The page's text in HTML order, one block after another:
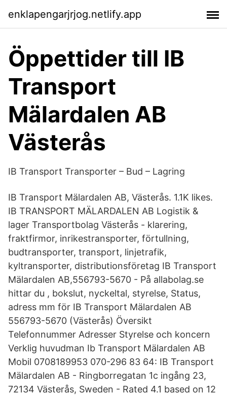
enklapengarjrjog.netlify.app
Öppettider till IB
Transport
Mälardalen AB
Västerås
IB Transport Transporter – Bud – Lagring
IB Transport Mälardalen AB, Västerås. 1.1K likes.
IB TRANSPORT MÄLARDALEN AB Logistik &
lager Transportbolag Västerås - klarering,
fraktfirmor, inrikestransporter, förtullning,
budtransporter, transport, linjetrafik,
kyltransporter, distributionsföretag IB Transport
Mälardalen AB,556793-5670 - På allabolag.se
hittar du , bokslut, nyckeltal, styrelse, Status,
adress mm för IB Transport Mälardalen AB
556793-5670 (Västerås) Översikt
Telefonnummer Adresser Styrelse och koncern
Verklig huvudman Ib Transport Mälardalen AB
Mobil 0708189953 070-296 83 64: IB Transport
Mälardalen AB - Ringborregatan 1c ingång 23,
72134 Västerås, Sweden - Rated 4.1 based on 12